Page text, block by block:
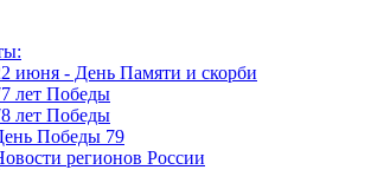
июня - День Памяти и скорби
лет Победы
лет Победы
Победы 79
регионов России